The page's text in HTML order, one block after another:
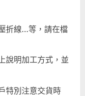
折線…等，請在檔
說明加工方式，並
特別注意交貨時